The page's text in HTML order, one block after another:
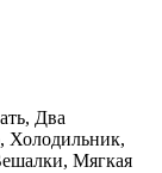
Два
Холодильник,
Мягкая